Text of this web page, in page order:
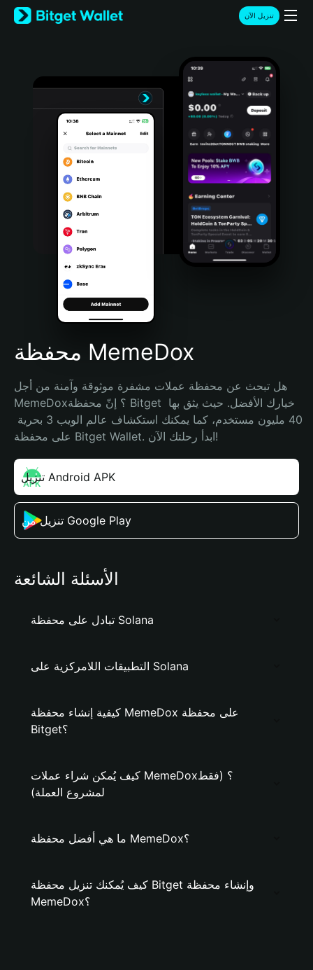
English
日本語
Türkçe
Português (Portugal)
Bahasa Indonesia
Português (Brasil)
Español (Argentina)
تنزيل الآن
محفظة MemeDox
هل تبحث عن محفظة عملات مشفرة موثوقة وآمنة من أجل
MemeDox؟ إنّ محفظة Bitget خيارك الأفضل. حيث يثق بها
على محفظة Bitget Wallet. ابدأ رحلتك الآن!
تنزيل Android APK
تنزيل من Google Play
الأسئلة الشائعة
تبادل على محفظة Solana
التطبيقات اللامركزية على Solana
كيفية إنشاء محفظة MemeDox على محفظة
Bitget؟
كيف يُمكن شراء عملات MemeDox؟ (فقط
لمشروع العملة)
ما هي أفضل محفظة MemeDox؟
كيف يُمكنك تنزيل محفظة Bitget وإنشاء محفظة
MemeDox؟